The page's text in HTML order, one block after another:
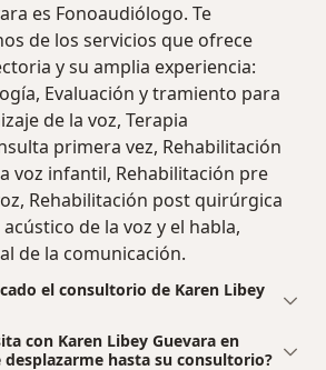
es Fonoaudiólogo. Te
de los servicios que ofrece
y su amplia experiencia:
Evaluación y tramiento para
de la voz, Terapia
primera vez, Rehabilitación
voz infantil, Rehabilitación pre
Rehabilitación post quirúrgica
de la voz y el habla,
de la comunicación.
el consultorio de Karen Libey
con Karen Libey Guevara en
hasta su consultorio?